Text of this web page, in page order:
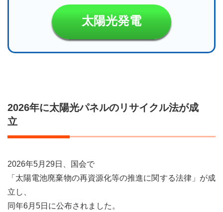
太陽光発電
2026年に太陽光パネルのリサイクル法が成
立
2026年5月29日、国会で
「太陽電池廃棄物の再資源化等の推進に関する法律」が成
立し、
同年6月5日に公布されました。